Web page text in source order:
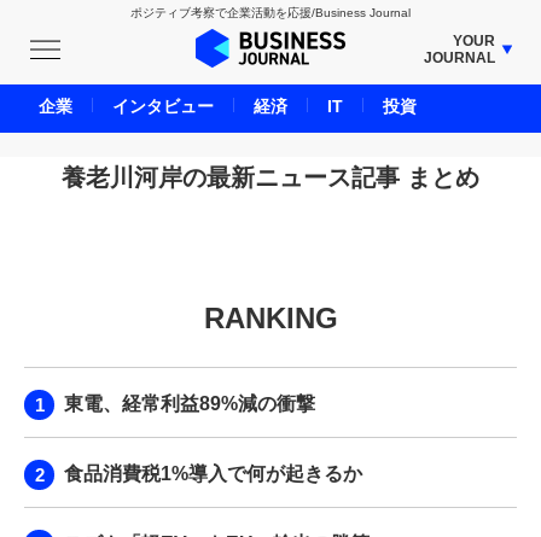
ポジティブ考察で企業活動を応援/Business Journal
YOUR
JOURNAL
BUSINESS JOURNAL
UNICORN JOURNAL
CARBON CREDITS JOURNAL
LIFE ENDING JOURNAL
BPaaS JOURNAL
養老川河岸の最新ニュース記事 まとめ
RANKING
東電、経常利益89%減の衝撃
食品消費税1%導入で何が起きるか
企業 インタビュー 経済 IT 投資